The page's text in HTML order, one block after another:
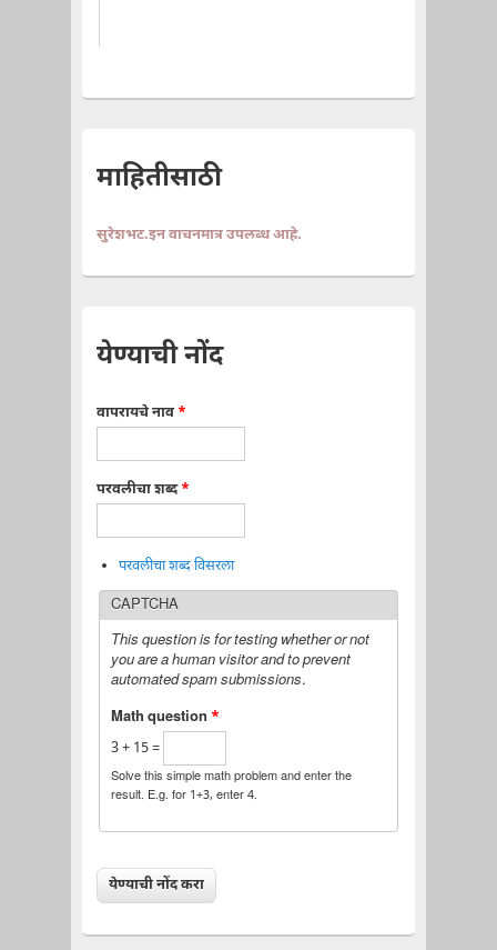
माहितीसाठी
सुरेशभट.इन वाचनमात्र उपलब्ध आहे.
येण्याची नोंद
वापरायचे नाव *
परवलीचा शब्द*
परवलीचा शब्द विसरला
CAPTCHA
This question is for testing whether or not
you are a human visitor and to prevent
automated spam submissions.
Math question *
3 + 15 =
Solve this simple math problem and enter the
result. E.g. for 1+3, enter 4.